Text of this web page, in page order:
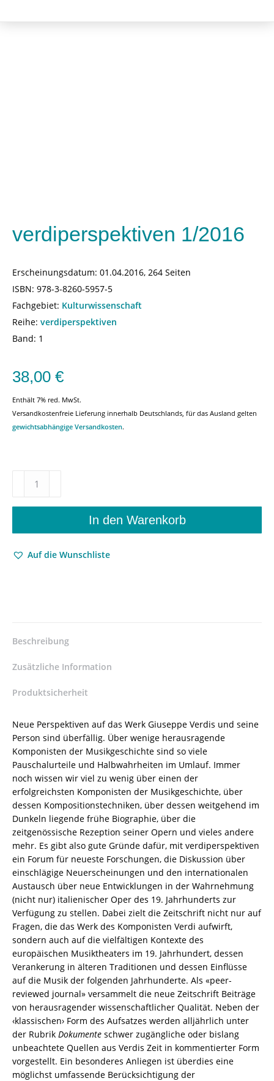
verdiperspektiven 1/2016
Erscheinungsdatum: 01.04.2016, 264 Seiten
ISBN: 978-3-8260-5957-5
Fachgebiet: Kulturwissenschaft
Reihe: verdiperspektiven
Band: 1
38,00 €
Enthält 7% red. MwSt.
Versandkostenfreie Lieferung innerhalb Deutschlands, für das Ausland gelten
gewichtsabhängige Versandkosten.
1/2016
Gerhard
Vincenzina
/
3-
5957-
/
978-
3-
82-
605957-
Menge
In den Warenkorb
Auf die Wunschliste
Beschreibung
Zusätzliche Information
Produktsicherheit
Neue Perspektiven auf das Werk Giuseppe Verdis und seine
Person sind überfällig. Über wenige herausragende
Komponisten der Musikgeschichte sind so viele
Pauschalurteile und Halbwahrheiten im Umlauf. Immer
noch wissen wir viel zu wenig über einen der
erfolgreichsten Komponisten der Musikgeschichte, über
dessen Kompositionstechniken, über dessen weitgehend im
Dunkeln liegende frühe Biographie, über die
zeitgenössische Rezeption seiner Opern und vieles andere
mehr. Es gibt also gute Gründe dafür, mit verdiperspektiven
ein Forum für neueste Forschungen, die Diskussion über
einschlägige Neuerscheinungen und den internationalen
Austausch über neue Entwicklungen in der Wahrnehmung
(nicht nur) italienischer Oper des 19. Jahrhunderts zur
Verfügung zu stellen. Dabei zielt die Zeitschrift nicht nur auf
Fragen, die das Werk des Komponisten Verdi aufwirft,
sondern auch auf die vielfältigen Kontexte des
europäischen Musiktheaters im 19. Jahrhundert, dessen
Verankerung in älteren Traditionen und dessen Einflüsse
auf die Musik der folgenden Jahrhunderte. Als «peer-
reviewed journal» versammelt die neue Zeitschrift Beiträge
von herausragender wissenschaftlicher Qualität. Neben der
‹klassischen› Form des Aufsatzes werden alljährlich unter
der Rubrik Dokumente schwer zugängliche oder bislang
unbeachtete Quellen aus Verdis Zeit in kommentierter Form
vorgestellt. Ein besonderes Anliegen ist überdies eine
möglichst umfassende Berücksichtigung der